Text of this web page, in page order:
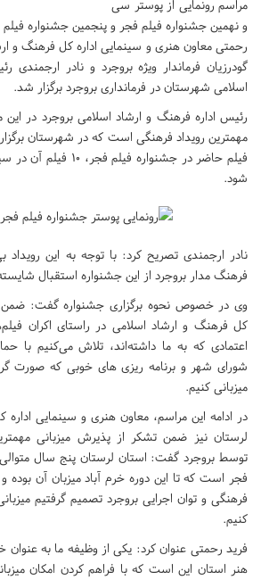
مراسم رونمایی از پوستر سی
و نهمین جشنواره فیلم فجر و پنجمین جشنواره
رحمتی معاون هنری و سینمایی اداره کل فرهنگ و
گودرزیان فرماندار ویژه بروجرد و نادر ارجمندی
اسلامی شهرستان در فرمانداری بروجرد برگزار شد.
رئیس اداره فرهنگ و ارشاد اسلامی بروجرد در
فیلم حاضر در جشنواره
شود.
نادر ارجمندی تصریح کرد: با توجه به این رویداد
فرهنگ مدار بروجرد از این جشنواره استقبال
وی در خصوص نحوه برگزاری جشنواره گفت: ضمن
کل فرهنگ و ارشاد اسلامی در راستای اکران
اعتمادی که به ما داشته‌اند، تلاش می‌کنیم با
شورای شهر و برنامه ریزی های خوبی که صورت
میزبانی کنیم.
در ادامه این مراسم، معاون هنری و سینمایی
لرستان نیز ضمن تشکر از پذیرش میزبانی
توسط بروجرد گفت: استان لرستان پنج سال
فجر است که تا این دوره خرم آباد میزبان آن
فرهنگی و توان اجرایی بروجرد تصمیم گرفتیم
کنیم.
فرید رحمتی عنوان کرد: یکی از وظیفه ما به
هنر استان این است که با فراهم کردن امکان